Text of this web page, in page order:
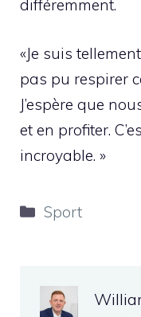
différemment.
«Je suis
pas pu respirer
J’espère que
et en profiter.
incroyable. »
Catégories
Sport